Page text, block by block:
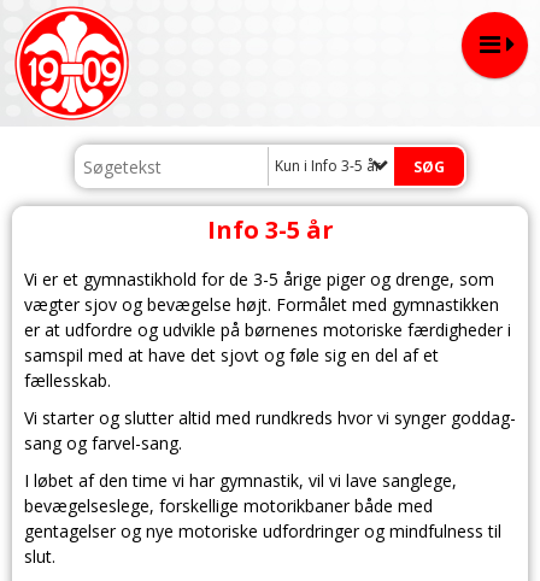
Kun i Info 3-5 år
Info 3-5 år
Vi er et gymnastikhold for de 3-5 årige piger og drenge, som
vægter sjov og bevægelse højt. Formålet med gymnastikken
er at udfordre og udvikle på børnenes motoriske færdigheder i
samspil med at have det sjovt og føle sig en del af et
fællesskab.
Vi starter og slutter altid med rundkreds hvor vi synger goddag-
sang og farvel-sang.
I løbet af den time vi har gymnastik, vil vi lave sanglege,
bevægelseslege, forskellige motorikbaner både med
gentagelser og nye motoriske udfordringer og mindfulness til
slut.